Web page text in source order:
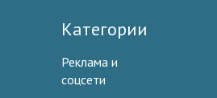
Категории
Реклама и
соцсети